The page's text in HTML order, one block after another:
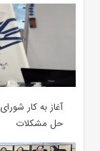
آغاز به کار
حل مشکلات